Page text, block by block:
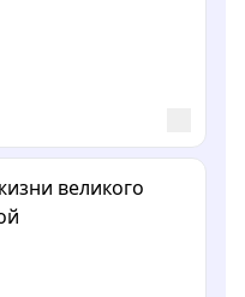
великого